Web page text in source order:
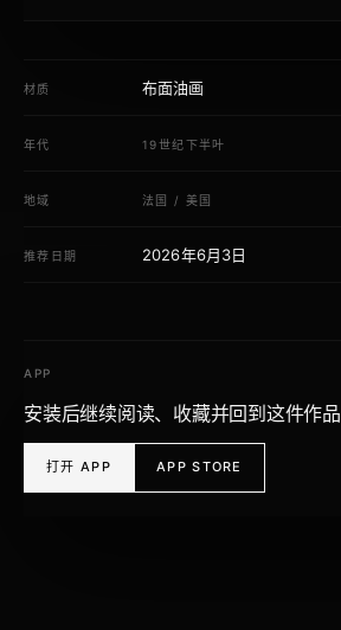
材质 布面油画
年代 19世纪下半叶
地域 法国 /美国
推荐日期 2026年6月3日
APP
安装后继续阅读、收藏并回到这件作品
打开 APP APP STORE